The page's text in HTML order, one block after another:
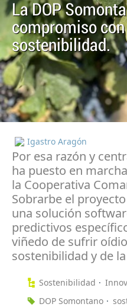
La DOP
compromiso
sostenibilidad.
Igastro Aragón
Por esa razón y
ha puesto en
la Cooperativa
Sobrarbe el
una solución
predictivos
viñedo de sufrir
sostenibilidad y de
Sostenibilidad
DOP Somontano